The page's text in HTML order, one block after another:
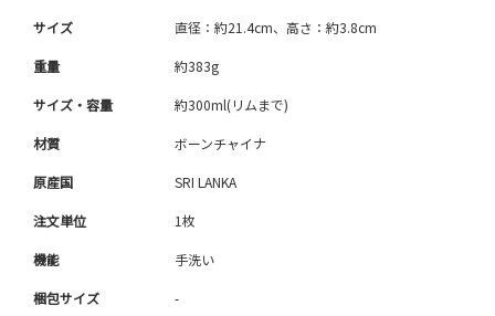
サイズ 直径：約21.4cm、高さ：約3.8cm
重量 約383g
サイズ・容量 約300ml(リムまで)
材質 ボーンチャイナ
原産国 SRI LANKA
注文単位 1枚
機能 手洗い
梱包サイズ -